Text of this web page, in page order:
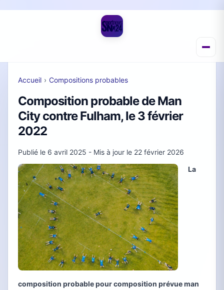
Accueil › Compositions probables
Composition probable de Man
City contre Fulham, le 3 février
2022
Publié le 6 avril 2025 - Mis à jour le 22 février 2026
La
composition probable pour composition prévue man